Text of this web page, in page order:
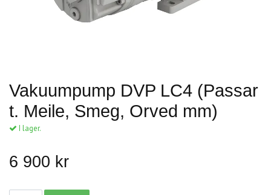
Vakuumpump DVP LC4 (Passar
t. Meile, Smeg, Orved mm)
I lager.
6 900 kr